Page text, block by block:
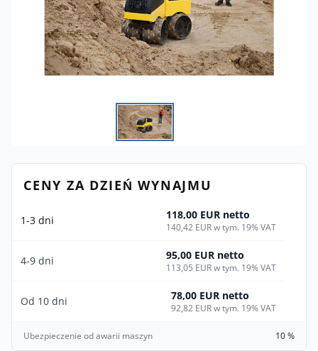
CENY ZA DZIEŃ WYNAJMU
1-3 dni 118,00 EUR netto
140,42 EUR w tym. 19% VAT
4-9 dni 95,00 EUR netto
113,05 EUR w tym. 19% VAT
Od 10 dni 78,00 EUR netto
92,82 EUR w tym. 19% VAT
Ubezpieczenie od awarii maszyn 10 %